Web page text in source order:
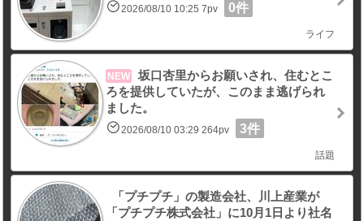
2026/08/10 10:25 7pv 0件
ライフ
NEW
坂口杏里からお願いされ、住むとこ
ろを提供していたが、このまま逃げられ
ました。
2026/08/10 03:29 264pv 3件
話題
「プチプチ」の製造会社、川上産業が
「プチプチ株式会社」に10月1日より社名